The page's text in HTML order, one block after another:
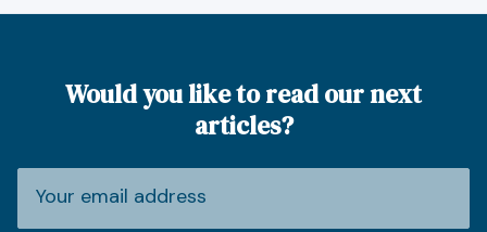
Would you like to read our next
articles?